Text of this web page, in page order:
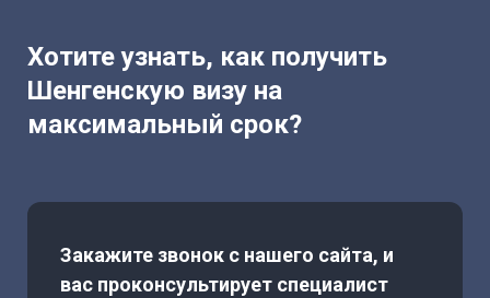
Хотите узнать, как получить
Шенгенскую визу на
максимальный срок?
Закажите звонок с нашего сайта, и
вас проконсультирует специалист